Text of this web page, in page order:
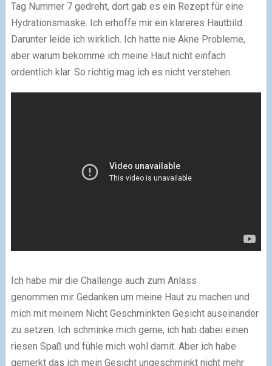
Tag Nummer 7 gedreht, dort gab es ein Rezept für eine
Hydrationsmaske. Ich erhoffe mir ein klareres Hautbild.
Darunter leide ich wirklich. Ich hatte nie Akne Probleme,
aber warum bekomme ich meine Haut nicht einfach
ordentlich klar. So richtig mag ich es nicht verstehen.
Ich habe mir die Challenge auch zum Anlass
genommen mir Gedanken um meine Haut zu machen und
mich mit meinem Nicht Geschminkten Gesicht auseinander
zu setzen. Ich schminke mich gerne, ich hab dabei einen
riesen Spaß und fühle mich wohl damit. Aber ich habe
gemerkt das ich mein Gesicht ungeschminkt nicht mehr